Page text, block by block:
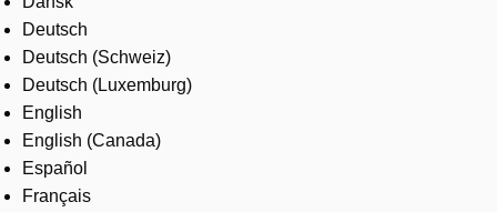
About us
Where to buy
Contact us
Careers
Deutsch
Deutsch (Schweiz)
Deutsch (Luxemburg)
English
English (Canada)
Español
Français